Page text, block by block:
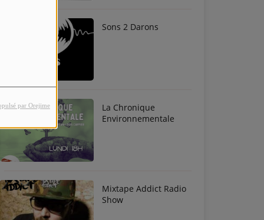
par Orejime
Sons 2 Darons
La Chronique
Environnementale
Mixtape Addict Radio
Show